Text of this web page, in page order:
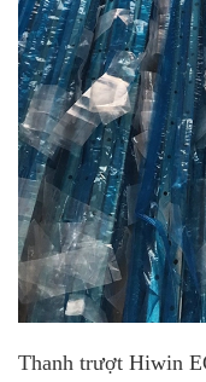
Thanh trượt Hiwin